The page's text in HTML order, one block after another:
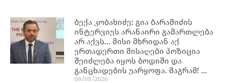
ბექა კობახიძე: გია ბარამიძის
ინტერვიუს არანაირი გამართლება
არ აქვს… მისი მხრიდან აქ
ერთადერთი მისაღები პოზიცია
შეიძლება იყოს ბოდიში და
განცხადების უარყოფა. მაგრამ! …
08/08/2026